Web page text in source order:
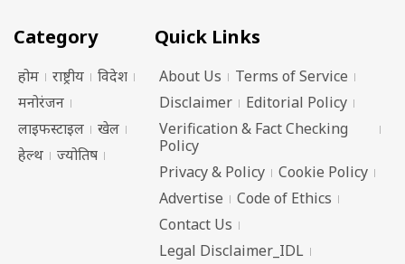
Category
होम राष्ट्रीय
विदेश
मनोरंजन
लाइफस्टाइल
खेल
हेल्थ
ज्योतिष
Quick Links
About Us
Terms of Service
Disclaimer
Editorial Policy
Verification & Fact Checking
Policy
Privacy & Policy
Cookie Policy
Advertise
Code of Ethics
Contact Us
Legal Disclaimer_IDL